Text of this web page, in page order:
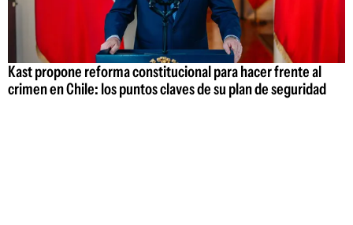
Kast propone reforma constitucional para hacer frente al
crimen en Chile: los puntos claves de su plan de seguridad